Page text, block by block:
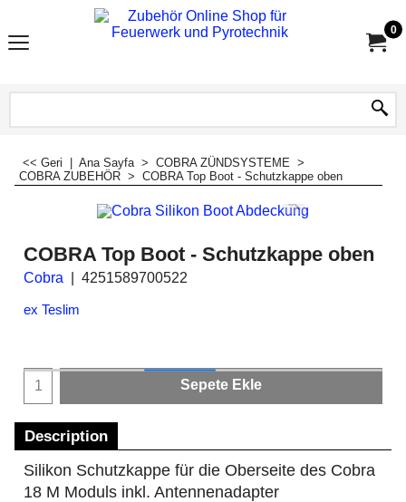
0
<< Geri Ana Sayfa > COBRA ZÜNDSYSTEME >
COBRA ZUBEHÖR > COBRA Top Boot - Schutzkappe oben
COBRA Top Boot - Schutzkappe oben
Cobra 4251589700522
ex Teslim
Sepete Ekle
Description
Silikon Schutzkappe für die Oberseite des Cobra
18 M Moduls inkl. Antennenadapter